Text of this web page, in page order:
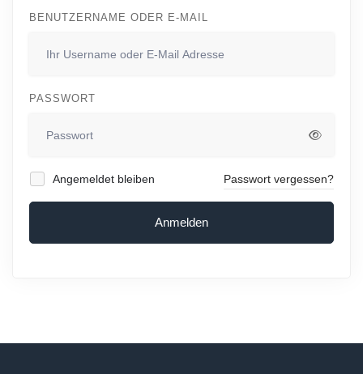
BENUTZERNAME ODER E-MAIL
PASSWORT
Angemeldet bleiben Passwort vergessen?
Anmelden